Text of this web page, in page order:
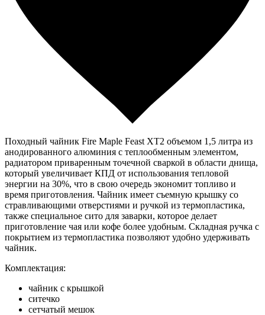
Походный чайник Fire Maple Feast XT2 объемом 1,5 литра из
анодированного алюминия с теплообменным элементом,
радиатором приваренным точечной сваркой в области днища,
который увеличивает КПД от использования тепловой
энергии на 30%, что в свою очередь экономит топливо и
время приготовления. Чайник имеет съемную крышку со
стравливающими отверстиями и ручкой из термопластика,
также специальное сито для заварки, которое делает
приготовление чая или кофе более удобным. Складная ручка с
покрытием из термопластика позволяют удобно удерживать
чайник.
Комплектация:
чайник с крышкой
ситечко
сетчатый мешок